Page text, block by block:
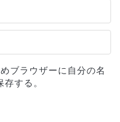
ブラウザーに自分の名
する。